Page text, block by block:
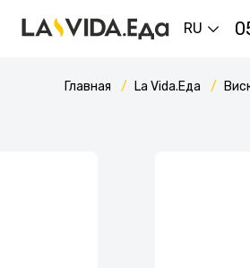
RU
Главная La Vida.Еда